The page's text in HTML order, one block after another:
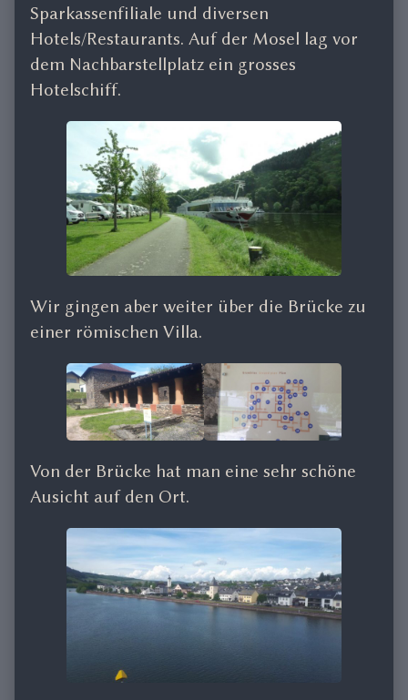
Sparkassenfiliale und diversen
Hotels/Restaurants. Auf der Mosel lag vor
dem Nachbarstellplatz ein grosses
Hotelschiff.
Wir gingen aber weiter über die Brücke zu
einer römischen Villa.
Von der Brücke hat man eine sehr schöne
Ausicht auf den Ort.